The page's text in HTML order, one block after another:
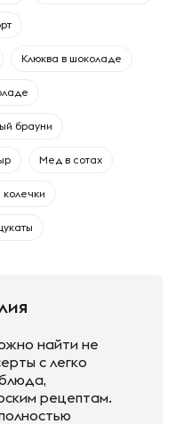
Клюква в шоколаде
брауни
Мед в сотах
найти не
с легко
рецептам.